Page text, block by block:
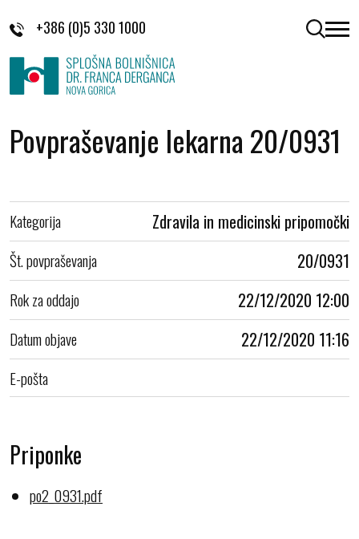
+386 (0)5 330 1000 odpri
Povpraševanje lekarna 20/0931
Kategorija Zdravila in medicinski pripomočki
Št. povpraševanja 20/0931
Rok za oddajo 22/12/2020 12:00
Datum objave 22/12/2020 11:16
E-pošta
Priponke
po2_0931.pdf